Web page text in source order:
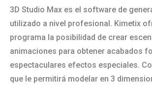
Acceder
3D Studio Max es el software de
utilizado a nivel profesional. Kimetix
programa la posibilidad de crear
animaciones para obtener acabados
espectaculares efectos especiales.
que le permitirá modelar en 3